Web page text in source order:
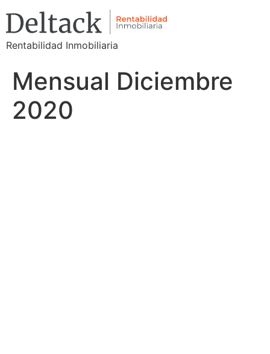
Rentabilidad Inmobiliaria
Mensual Diciembre
2020